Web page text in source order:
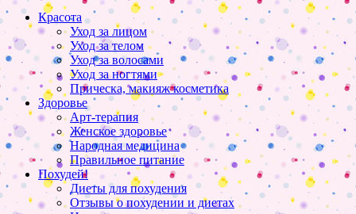
Красота
Уход за лицом
Уход за телом
Уход за волосами
Уход за ногтями
Прическа, макияж косметика
Здоровье
Арт-терапия
Женское здоровье
Народная медицина
Правильное питание
Похудей!
Диеты для похудения
Отзывы о похудении и диетах